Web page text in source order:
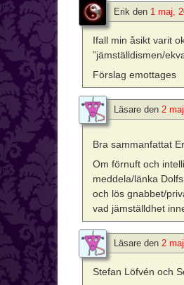
Erik den 1 maj,
Ifall min åsikt varit
”jämställdismen/
Förslag emottages
Läsare den 2
Bra sammanfattat
Om förnuft och
meddela/länka
och lös gnabbet/
vad jämställdhet
Läsare den 2
Stefan Löfvén och